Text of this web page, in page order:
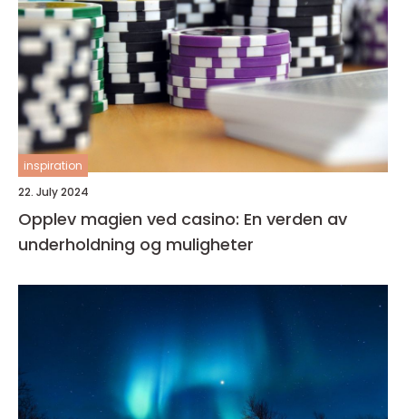
inspiration
22. July 2024
Opplev magien ved casino: En verden av
underholdning og muligheter